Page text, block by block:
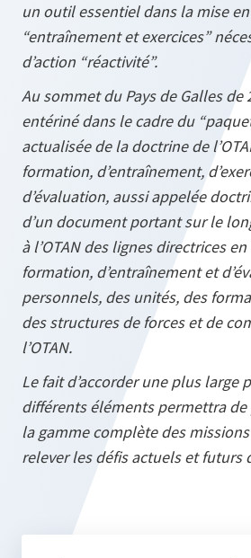
un outil essentiel dans la mise
“entraînement et exercices”
d’action “réactivité”.
Au sommet du Pays de Galles de
entériné dans le cadre du
actualisée de la doctrine de
formation, d’entraînement,
d’évaluation, aussi appelée
d’un document portant sur le
à l’OTAN des lignes directrices
formation, d’entraînement et
personnels, des unités, des
des structures de forces et de
l’OTAN.
Le fait d’accorder une plus large
différents éléments permettra
la gamme complète des
relever les défis actuels et futurs